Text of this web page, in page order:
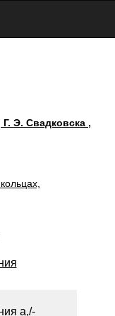
Э. Свадковска ,
а,/-